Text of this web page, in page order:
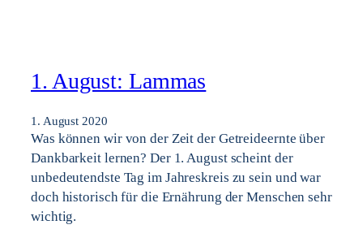
1. August: Lammas
1. August 2020
Was können wir von der Zeit der Getreideernte über
Dankbarkeit lernen? Der 1. August scheint der
unbedeutendste Tag im Jahreskreis zu sein und war
doch historisch für die Ernährung der Menschen sehr
wichtig.